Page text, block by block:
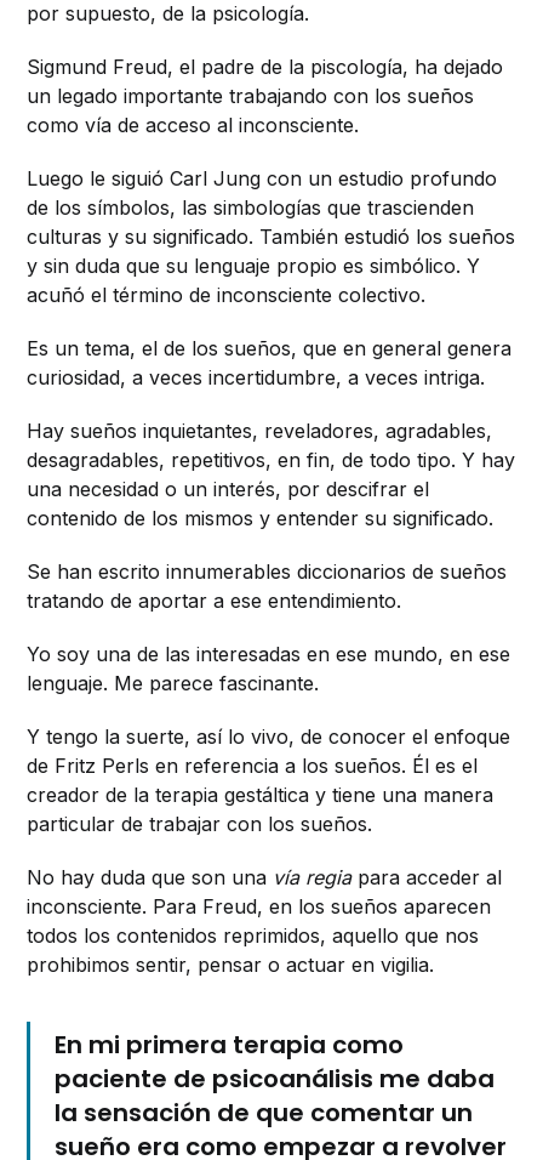
por supuesto, de la psicología.
Sigmund Freud, el padre de la piscología, ha dejado
un legado importante trabajando con los sueños
como vía de acceso al inconsciente.
Luego le siguió Carl Jung con un estudio profundo
de los símbolos, las simbologías que trascienden
culturas y su significado. También estudió los sueños
y sin duda que su lenguaje propio es simbólico. Y
acuñó el término de inconsciente colectivo.
Es un tema, el de los sueños, que en general genera
curiosidad, a veces incertidumbre, a veces intriga.
Hay sueños inquietantes, reveladores, agradables,
desagradables, repetitivos, en fin, de todo tipo. Y hay
una necesidad o un interés, por descifrar el
contenido de los mismos y entender su significado.
Se han escrito innumerables diccionarios de sueños
tratando de aportar a ese entendimiento.
Yo soy una de las interesadas en ese mundo, en ese
lenguaje. Me parece fascinante.
Y tengo la suerte, así lo vivo, de conocer el enfoque
de Fritz Perls en referencia a los sueños. Él es el
creador de la terapia gestáltica y tiene una manera
particular de trabajar con los sueños.
No hay duda que son una vía regia para acceder al
inconsciente. Para Freud, en los sueños aparecen
todos los contenidos reprimidos, aquello que nos
prohibimos sentir, pensar o actuar en vigilia.
En mi primera terapia como
paciente de psicoanálisis me daba
la sensación de que comentar un
sueño era como empezar a revolver